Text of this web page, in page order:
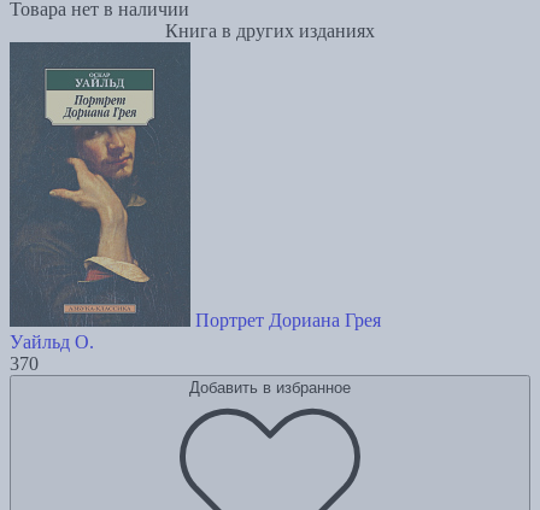
Товара нет в наличии
Книга в других изданиях
Портрет Дориана Грея
Уайльд О.
370
Добавить в избранное